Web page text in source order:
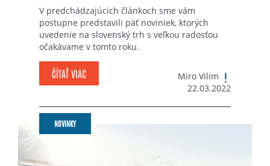
V predchádzajúcich článkoch sme vám
postupne predstavili päť noviniek, ktorých
uvedenie na slovenský trh s veľkou radosťou
očakávame v tomto roku.
ČÍTAŤ VIAC
Miro Vilím
22.03.2022
NOVINKY